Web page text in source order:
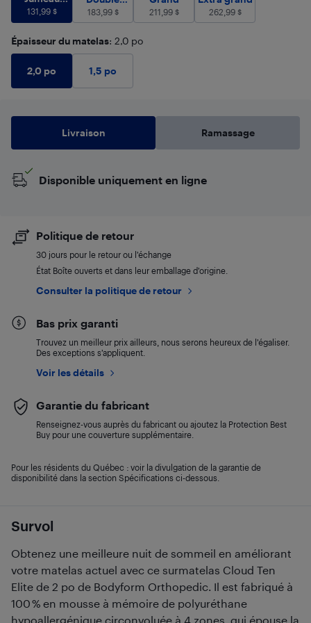
Survol
Obtenez une meilleure nuit de sommeil en améliorant
votre matelas actuel avec ce surmatelas Cloud Ten
Elite de 2 po de Bodyform Orthopedic. Il est fabriqué à
100 % en mousse à mémoire de polyuréthane
hypoallergénique circonvoluée à 4 zones, qui épouse la
(Simple)
131,99$
(Pleine
grandeur)
183,99$ 211,99$ 262,99$
Épaisseur du matelas: 2,0 po
2,0 po 1,5 po
Livraison Ramassage
Disponible uniquement en ligne
Politique de retour
30 jours pour le retour ou l’échange
État Boîte ouverts et dans leur emballage d’origine.
Consulter la politique de retour
Bas prix garanti
Trouvez un meilleur prix ailleurs, nous serons heureux de l’égaliser.
Des exceptions s’appliquent.
Voir les détails
Garantie du fabricant
Renseignez-vous auprès du fabricant ou ajoutez la Protection Best
Buy pour une couverture supplémentaire.
Pour les résidents du Québec : voir la divulgation de la garantie de
disponibilité dans la section Spécifications ci-dessous.